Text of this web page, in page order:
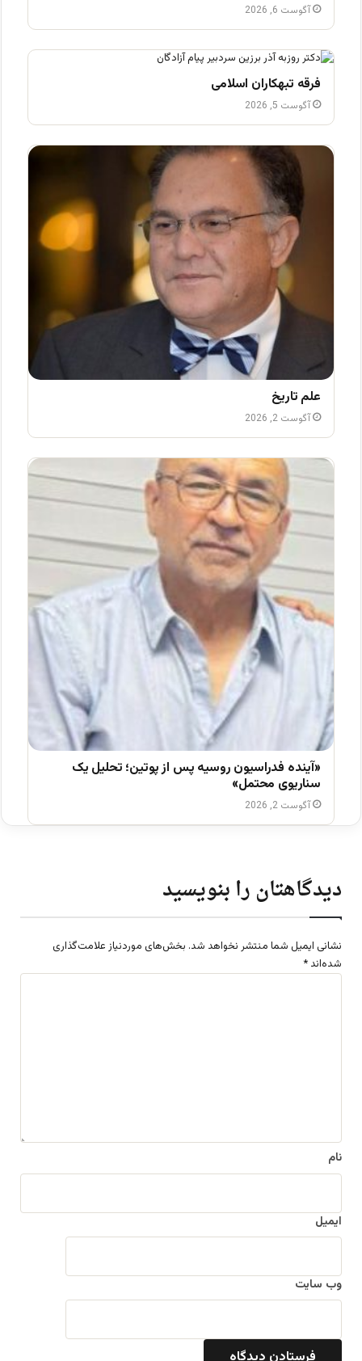
آگوست 6, 2026
فرقه تبهکاران اسلامی
آگوست 5, 2026
علم تاریخ
آگوست 2, 2026
«آینده فدراسیون روسیه پس از پوتین؛ تحلیل یک
سناریوی محتمل»
آگوست 2, 2026
دیدگاهتان را بنویسید
نشانی ایمیل شما منتشر نخواهد شد. بخش‌های موردنیاز علامت‌گذاری
شده‌اند *
نام
ایمیل
وب‌ سایت